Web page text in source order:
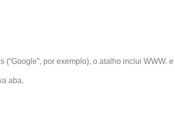
por exemplo), o atalho inclui WWW. e
aba.